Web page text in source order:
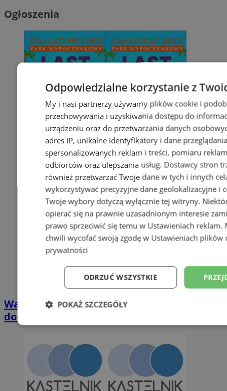
Ogłoszenia
Wakacyjny wypoczynek nad Bałtykiem w
domkach Szmaragdowe Morze
Odpowiedzialne korzystanie z
My i nasi partnerzy używamy plików cookie i
przechowywania i uzyskiwania dostępu do
urządzeniu oraz do przetwarzania danych
adres IP, unikalne identyfikatory i dane
spersonalizowanych reklam i treści, pomiaru
odbiorców oraz ulepszania usług. Dostawcy stron
również przetwarzać Twoje dane w tych i innych
wykorzystywać precyzyjne dane geolokalizacyjne i
Twoje wybory dotyczą wyłącznie tej witryny.
opierać się na prawnie uzasadnionym interesie
prawo sprzeciwić się temu w Ustawieniach reklam.
chwili wycofać swoją zgodę w Ustawieniach plików
prywatności
ODRZUĆ WSZYSTKIE
POKAŻ SZCZEGÓŁY
Niezbędne Wydajność
Niesklasyfikowane